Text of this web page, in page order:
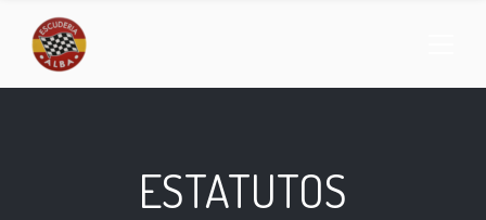
ESTATUTOS